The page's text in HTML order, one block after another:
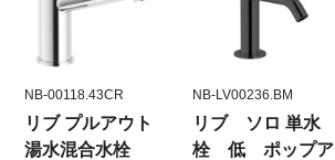
NB-00118.43CR
リブ プルアウト
湯水混合水栓
NB-LV00236.BM
リブ ソロ 単水
栓 低 ポップア